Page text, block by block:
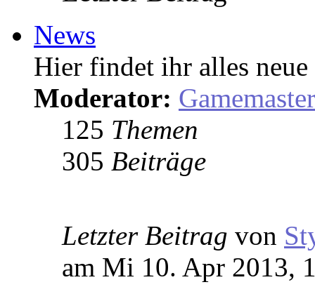
News
Hier findet ihr alles
Moderator: Gamemaster
125 Themen
305 Beiträge
Letzter Beitrag von
am Mi 10. Apr 2013,